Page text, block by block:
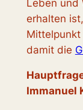
Leben und
erhalten
damit die
Immanuel